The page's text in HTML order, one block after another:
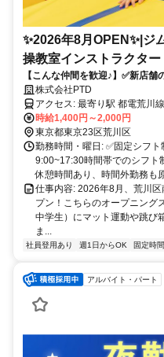
✨2026年8月OPEN✨|ジ
操教室インストラクター
【こんな仲間を歓迎♪】✅新店
✅平日の日中に決まった時間で
とが得意 ✅人に教えることがで
株式会社PTD
アクセス: 最寄り駅 都電荒川線 荒川区役所前駅（徒歩 約3分） JR常
磐線 三河島駅（徒歩 約10分
約12分）
時給1,400円～2,000円
東京都東京23区荒川区
勤務時間・曜日: ✅固定シフ
9:00~17:30時間帯でのシフト
休憩時間あり、時間外勤務も
仕事内容: 2026年8月、荒川
プン！こちらのオープニング
中学生）にマット運動や跳び
ま...
社員登用あり 週1日からOK 固定時
アルバイト・パート